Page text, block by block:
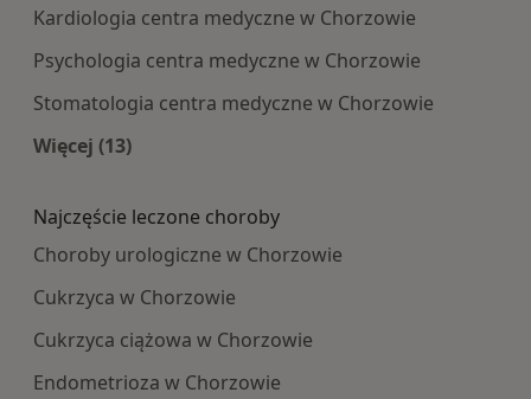
Kardiologia centra medyczne w Chorzowie
Psychologia centra medyczne w Chorzowie
Stomatologia centra medyczne w Chorzowie
Więcej (13)
Najczęście leczone choroby
Choroby urologiczne w Chorzowie
Cukrzyca w Chorzowie
Cukrzyca ciążowa w Chorzowie
Endometrioza w Chorzowie